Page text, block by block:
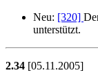
Neu: [320]
unterstützt.
2.34 [05.11.2005]